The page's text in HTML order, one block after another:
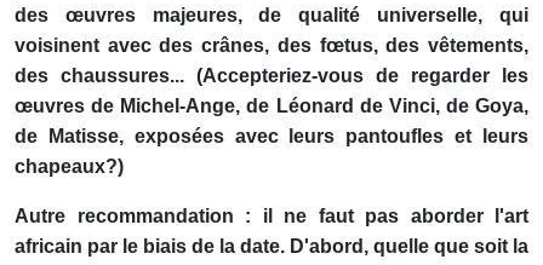
des œuvres majeures, de qualité universelle, qui
voisinent avec des crânes, des fœtus, des vêtements,
des chaussures... (Accepteriez-vous de regarder les
œuvres de Michel-Ange, de Léonard de Vinci, de Goya,
de Matisse, exposées avec leurs pantoufles et leurs
chapeaux?)
Autre recommandation : il ne faut pas aborder l'art
africain par le biais de la date. D'abord, quelle que soit la